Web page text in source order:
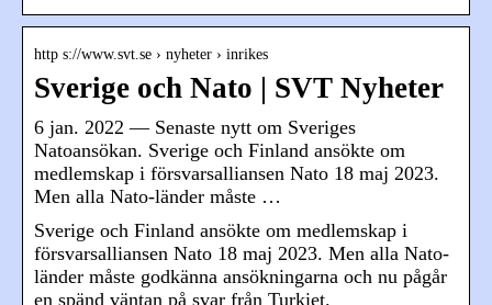
http s://www.svt.se › nyheter › inrikes
Sverige och Nato | SVT Nyheter
6 jan. 2022 — Senaste nytt om Sveriges
Natoansökan. Sverige och Finland ansökte om
medlemskap i försvarsalliansen Nato 18 maj 2023.
Men alla Nato-länder måste …
Sverige och Finland ansökte om medlemskap i
försvarsalliansen Nato 18 maj 2023. Men alla Nato-
länder måste godkänna ansökningarna och nu pågår
en spänd väntan på svar från Turkiet.